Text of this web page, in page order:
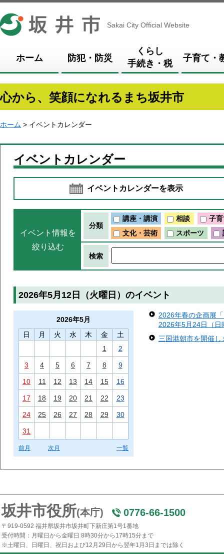
坂井市
Sakai City Official Website
ホーム 防犯・防災
くらし
手続き・税
子育て・
心から、笑顔になれるまち坂井市
ホーム > イベントカレンダー
イベントカレンダー
イベントカレンダーを表示
イベント情報を
絞り込む
分類
講座・講演 相談
子
文化・芸術
スポーツ
検索
2026年5月12日（火曜日）のイベント
2026年5月
日
月 火 水 木 金
土
1
2
3 4 5 6 7 8 9
10 11 12 13 14 15 16
17 18 19 20 21 22 23
24 25 26 27 28 29 30
31
前月 一覧
次月
2026年春の企画展
2026年5月24日（日
三国港朝市を開催
坂井市役所(本庁) 0776-66-1500
〒919-0592 福井県坂井市坂井町下新庄第1号1番地
受付時間：月曜日から金曜日 8時30分から17時15分まで
※土曜日、日曜日、祝日および12月29日から翌年1月3日までは除く